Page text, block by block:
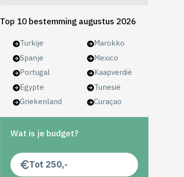
Top 10 bestemming augustus 2026
Turkije
Spanje
Portugal
Egypte
Griekenland
Marokko
Mexico
Kaapverdië
Tunesië
Curaçao
Wat is je budget?
Tot 250,-